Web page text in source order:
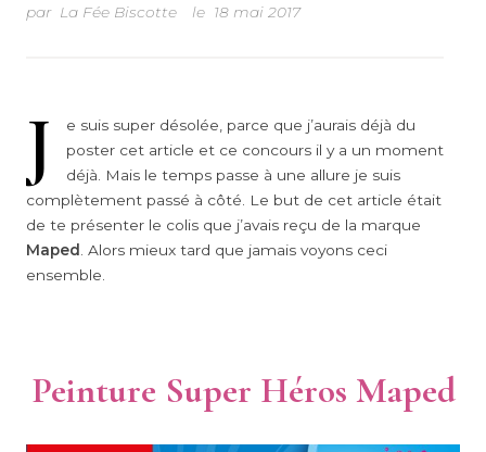
par La Fée Biscotte le 18 mai 2017
J
e suis super désolée, parce que j’aurais déjà du
poster cet article et ce concours il y a un moment
déjà. Mais le temps passe à une allure je suis
complètement passé à côté. Le but de cet article était
de te présenter le colis que j’avais reçu de la marque
Maped
. Alors mieux tard que jamais voyons ceci
ensemble.
Peinture Super Héros Maped